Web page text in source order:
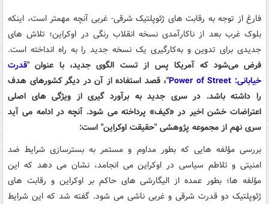
فارغ از توجه به رقابت های ژئوپلتیک شرقی- غربی آنچه مهمتر است، اینکه
بلوک غرب بعد از ناکارآمدی نسخه انقلاب رنگی در اوکراین؛ تلاش های
جدیدی برای تدوین و به‌کارگیری یک نسخه جدید را به راه انداخته است.
فرض می‌شود که آمریکا پس از تست الگوی جدید، با عنوان "قدرت
خیابانی: Power of Street"، قصد استفاده از آن در دیگر کشورهای هدف
را داشته باشد. در سری جدید به برآورد گیری از ویژگی های اصلی
اعتراضات خشن اخیر در «کیف» پرداخته می شود. آنچه در ادامه می آید
سری نهم از مجموعه پژوهشی "حقیقت اوکراین" است:
بررسی مؤلفه هایی که بطور مداوم و مستمر به بسترسازی شرایط ضد
امنیتی و تلاطم سیاسی در اوکراین می انجامد، نشان می دهد که این
مؤلفه ها؛ بطور عمده از الیگارشی های حاکم بر اوکراین و رقابت های
ژئوپلتیک دو قدرت شرقی و غربی ناشی می شود. گفته شد که این شرایط